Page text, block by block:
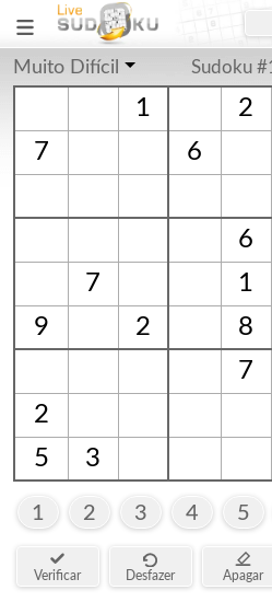
Muito Difícil Sudoku
1 2
7
6
6
7
1
9
2
8
7
2
5
3
1 2 3 4 5
Verificar Desfazer Apagar